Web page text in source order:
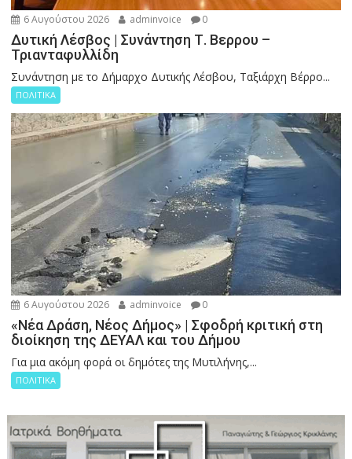
6 Αυγούστου 2026 adminvoice 0
Δυτική Λέσβος | Συνάντηση Τ. Βερρου –
Τριανταφυλλίδη
Συνάντηση με το Δήμαρχο Δυτικής Λέσβου, Ταξιάρχη Βέρρο...
ΠΟΛΙΤΙΚΑ
6 Αυγούστου 2026 adminvoice 0
«Νέα Δράση, Νέος Δήμος» | Σφοδρή κριτική στη
διοίκηση της ΔΕΥΑΛ και του Δήμου
Για μια ακόμη φορά οι δημότες της Μυτιλήνης,...
ΠΟΛΙΤΙΚΑ